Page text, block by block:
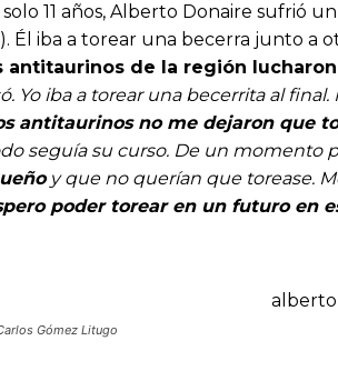
11 años, Alberto Donaire sufrió
Él iba a torear una becerra junto a
antitaurinos de la región
Yo iba a torear una becerrita al
antitaurinos no me dejaron que
seguía su curso. De un momento
y que no querían que torease.
poder torear en un futuro en
Gómez Litugo